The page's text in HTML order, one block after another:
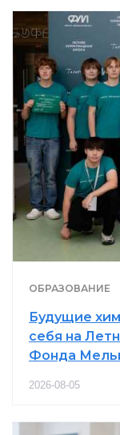
ОБРАЗОВАНИЕ
Будущие
себя на
Фонда
2026-08-05